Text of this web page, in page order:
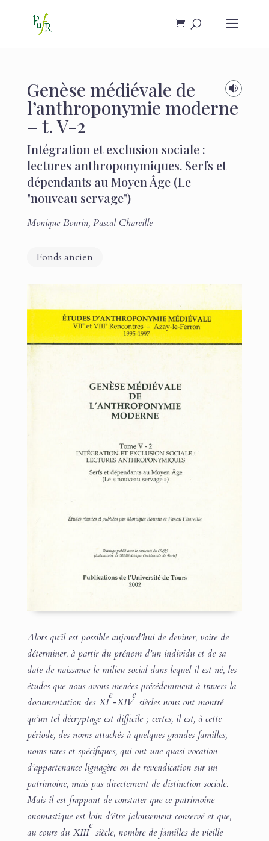

Genèse médiévale de
l’anthroponymie moderne
– t. V-2
Intégration et exclusion sociale :
lectures anthroponymiques. Serfs et
dépendants au Moyen Âge (Le
"nouveau servage")
Monique Bourin, Pascal Chareille
Fonds ancien
Alors qu’il est possible aujourd’hui de deviner, voire de
déterminer, à partir du prénom d’un individu et de sa
date de naissance le milieu social dans lequel il est né, les
études que nous avons menées précédemment à travers la
documentation des XI
e
-XIV
e
siècles nous ont montré
qu’un tel décryptage est difficile ; certes, il est, à cette
période, des noms attachés à quelques grandes familles,
noms rares et spécifiques, qui ont une quasi vocation
d’appartenance lignagère ou de revendication sur un
patrimoine, mais pas directement de distinction sociale.
Mais il est frappant de constater que ce patrimoine
onomastique est loin d’être jalousement conservé et que,
au cours du XIII
e
siècle, nombre de familles de vieille